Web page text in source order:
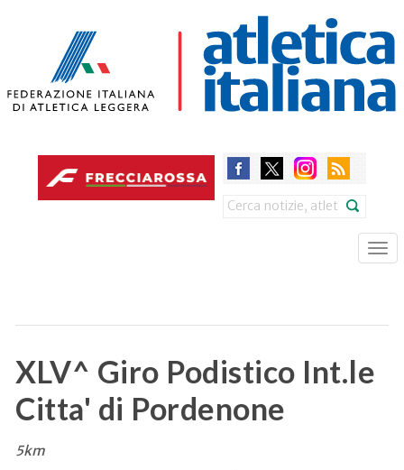
Search
XLV^ Giro Podistico Int.le
Citta' di Pordenone
5km